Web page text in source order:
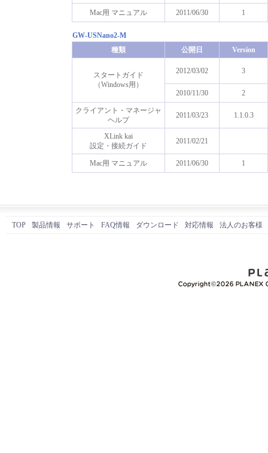
Mac用 マニュアル 2011/06/30 1
GW-USNano2-M
種類
公開日 Version
スタートガイド
（Windows用）
2012/03/02 3
2010/11/30 2
クライアント・マネージャ
ヘルプ
2011/03/23 1.1.0.3
XLink kai
設定・接続ガイド
2011/02/21
Mac用 マニュアル 2011/06/30 1
TOP 製品情報 サポート FAQ情報 ダウンロード 対応情報 法人のお客様